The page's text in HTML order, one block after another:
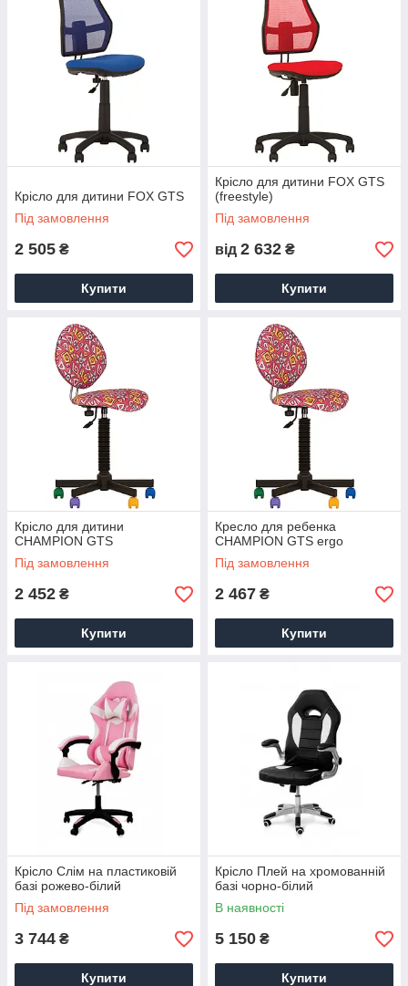
Крісло для дитини FOX GTS
Під замовлення
2 505 ₴
Купити
Крісло для дитини FOX GTS
(freestyle)
Під замовлення
від 2 632 ₴
Купити
Крісло для дитини
CHAMPION GTS
Під замовлення
2 452 ₴
Купити
Кресло для ребенка
CHAMPION GTS ergo
Під замовлення
2 467 ₴
Купити
Крісло Слім на пластиковій
базі рожево-білий
Під замовлення
3 744 ₴
Купити
Крісло Плей на хромованній
базі чорно-білий
В наявності
5 150 ₴
Купити